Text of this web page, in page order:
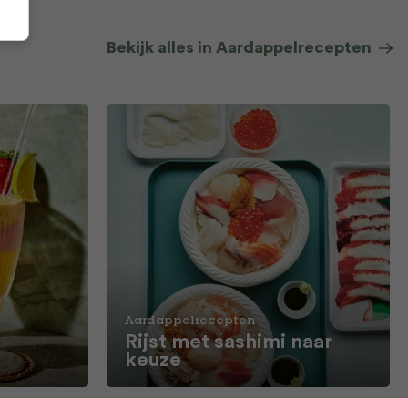
Bekijk alles in Aardappelrecepten
Aardappelrecepten
Rijst met sashimi naar
keuze